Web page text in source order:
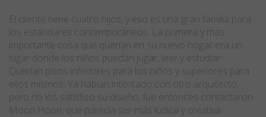
El cliente tiene cuatro hijos, y eso es una gran familia para
los estándares contemporáneos. La primera y más
importante cosa que querían en su nuevo hogar era un
lugar donde los niños puedan jugar, leer y estudiar.
Querían pisos inferiores para los niños y superiores para
ellos mismos. Ya habían intentado con otro arquitecto,
pero no los satisfizo su diseño, fue entonces contactaron
Moon Hoon, que parecía ser más lúdica y creativa.